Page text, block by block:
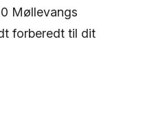
Møllevangs
forberedt til dit